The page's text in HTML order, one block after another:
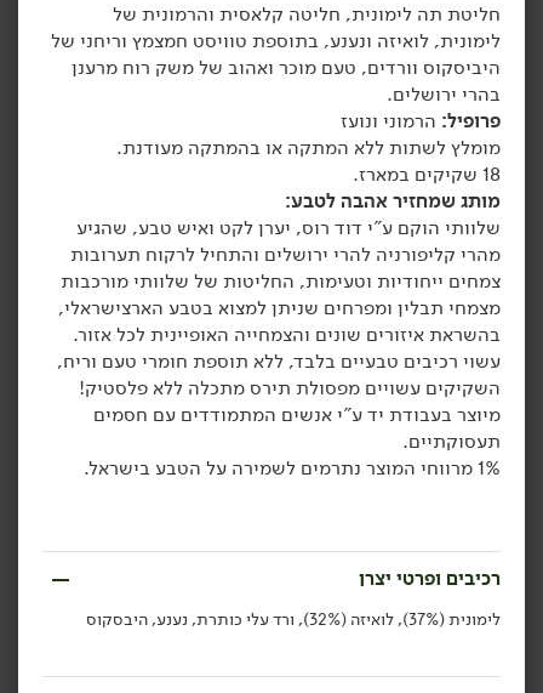
יח׳ יח׳
34.90
₪ / יח׳
39.90
₪
חליטת כורכום הדרים -
'יזרעאל'
80 גרם
43.63 ₪ ל-100 גרם
הוספה לסל
יח׳
34.90
₪/ יח׳
פניני יסמין - 't-shape'
50 גרם
יח׳
אורגני
25.90
₪
חליטה אורגנית DETOX -
הוספה לסל
חליטה אורגנית אכיניציאה
הוספה לסל
אורגני אורגני
חליטת תה לימונית, חליטה קלאסית והרמונית של
לימונית, לואיזה ונענע, בתוספת טוויסט חמצמץ וריחני של
היביסקוס וורדים, טעם מוכר ואהוב של משק רוח מרענן
בהרי ירושלים.
פרופיל: הרמוני ונועז
מומלץ לשתות ללא המתקה או בהמתקה מעודנת.
18 שקיקים במארז.
מותג שמחזיר אהבה לטבע:
שלוותי הוקם ע"י דוד רוס, יערן לקט ואיש טבע, שהגיע
מהרי קליפורניה להרי ירושלים והתחיל לרקוח תערובות
צמחים ייחודיות וטעימות, החליטות של שלוותי מורכבות
מצמחי תבלין ומפרחים שניתן למצוא בטבע הארצישראלי,
בהשראת איזורים שונים והצמחייה האופיינית לכל אזור.
עשוי רכיבים טבעיים בלבד, ללא תוספת חומרי טעם וריח,
השקיקים עשויים מפסולת תירס מתכלה ללא פלסטיק!
מיוצר בעבודת יד ע"י אנשים המתמודדים עם חסמים
תעסוקתיים.
1% מרווחי המוצר נתרמים לשמירה על הטבע בישראל.
רכיבים ופרטי יצרן
לימונית (37%), לואיזה (32%), ורד עלי כותרת, נענע, היבסקוס